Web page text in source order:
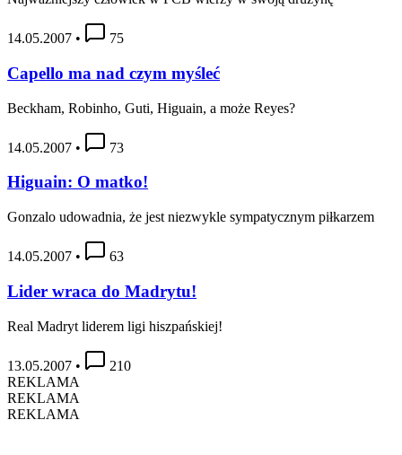
14.05.2007 • 75
Capello ma nad czym myśleć
Beckham, Robinho, Guti, Higuain, a może Reyes?
14.05.2007 • 73
Higuain: O matko!
Gonzalo udowadnia, że jest niezwykle sympatycznym piłkarzem
14.05.2007 • 63
Lider wraca do Madrytu!
Real Madryt liderem ligi hiszpańskiej!
13.05.2007 •
210
REKLAMA
REKLAMA
REKLAMA